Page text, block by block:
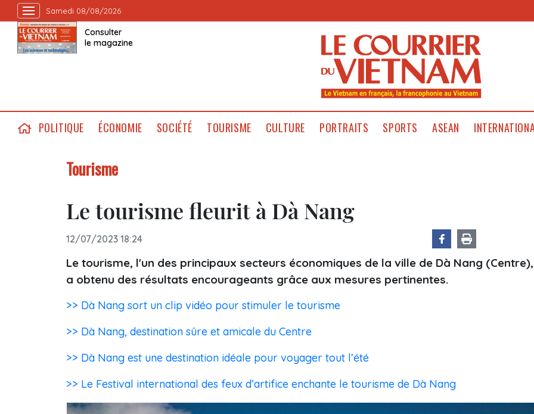
Samedi 08/08/2026
Consulter
le magazine
POLITIQUE ÉCONOMIE SOCIÉTÉ TOURISME CULTURE PORTRAITS SPORTS ASEAN
Tourisme
Le tourisme fleurit à Dà Nang
12/07/2023 18:24
Le tourisme, l'un des principaux secteurs économiques de la ville de Dà Nang (Centre),
a obtenu des résultats encourageants grâce aux mesures pertinentes.
>> Dà Nang sort un clip vidéo pour stimuler le tourisme
>> Dà Nang, destination sûre et amicale du Centre
>> Dà Nang est une destination idéale pour voyager tout l’été
>> Le Festival international des feux d’artifice enchante le tourisme de Dà Nang